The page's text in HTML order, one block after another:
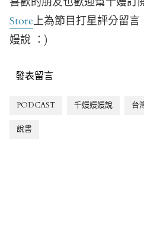
Store上為節目打星評分留
嫚說 ：)
發表留言
PODCAST 千嫚嫚嫚說 台
說書